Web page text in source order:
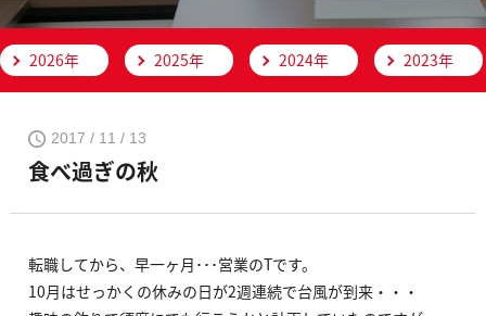
2026年 2025年 2024年 2023年
2017 / 11 / 13
食べ過ぎの秋
転職してから、早一ヶ月･･･営業のTです。
10月はせっかくの休みの日が2週連続で台風が到来・・・